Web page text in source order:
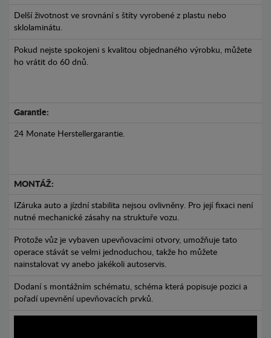
Delší životnost ve srovnání s štíty vyrobené z plastu nebo
sklolaminátu.
Pokud nejste spokojeni s kvalitou objednaného výrobku, můžete
ho vrátit do 60 dnů.
Garantie:
24 Monate Herstellergarantie.
MONTÁŽ:
IZáruka auto a jízdní stabilita nejsou ovlivněny. Pro její fixaci není
nutné mechanické zásahy na struktuře vozu.
Protože vůz je vybaven upevňovacími otvory, umožňuje tato
operace stávát se velmi jednoduchou, takže ho můžete
nainstalovat vy anebo jakékoli autoservis.
Dodaní s montážním schématu, schéma která popisuje pozici a
pořadí upevnění upevňovacích prvků.